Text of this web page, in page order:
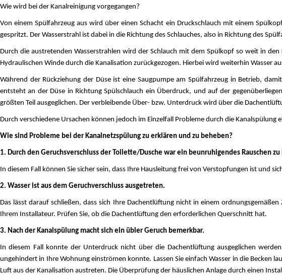
Wie wird bei der Kanalreinigung vorgegangen?
Von einem Spülfahrzeug aus wird über einen Schacht ein Druckschlauch mit einem
gespritzt. Der Wasserstrahl ist dabei in die Richtung des Schlauches, also in Richtung des
Durch die austretenden Wasserstrahlen wird der Schlauch mit dem Spülkopf so weit in
Hydraulischen Winde durch die Kanalisation zurückgezogen. Hierbei wird weiterhin Wasser
Während der Rückziehung der Düse ist eine Saugpumpe am Spülfahrzeug in Betrieb,
entsteht an der Düse in Richtung Spülschlauch ein Überdruck, und auf der
größten Teil ausgeglichen. Der verbleibende Über- bzw. Unterdruck wird über die
Durch verschiedene Ursachen können jedoch im Einzelfall Probleme durch die Kanalspülung
Wie sind Probleme bei der Kanalnetzspülung zu erklären und zu beheben?
1. Durch den Geruchsverschluss der Toilette/Dusche war ein beunruhigendes Rauschen zu
In diesem Fall können Sie sicher sein, dass Ihre Hausleitung frei von Verstopfungen ist und
2. Wasser ist aus dem Geruchverschluss ausgetreten.
Das lässt darauf schließen, dass sich Ihre Dachentlüftung nicht in einem
Ihrem Installateur. Prüfen Sie, ob die Dachentlüftung den erforderlichen Querschnitt hat.
3. Nach der Kanalspülung macht sich ein übler Geruch bemerkbar.
In diesem Fall konnte der Unterdruck nicht über die Dachentlüftung ausgeglichen
ungehindert in Ihre Wohnung einströmen konnte. Lassen Sie einfach Wasser in die Becken
Luft aus der Kanalisation austreten. Die Überprüfung der häuslichen Anlage durch einen